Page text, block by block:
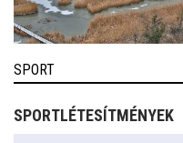
SPORT
SPORTLÉTESÍTMÉNYEK